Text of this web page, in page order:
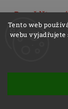
Tento web
webu
Veškerá
vyrobeny
vybraných
podle
výrobní
Distributoři
Dozvědět se
Copyright